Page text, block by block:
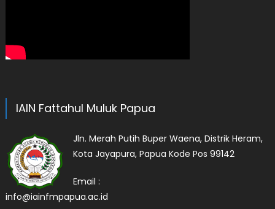
IAIN Fattahul Muluk Papua
Jln. Merah Putih Buper Waena, Distrik Heram,
Kota Jayapura, Papua Kode Pos 99142
Email :
info@iainfmpapua.ac.id